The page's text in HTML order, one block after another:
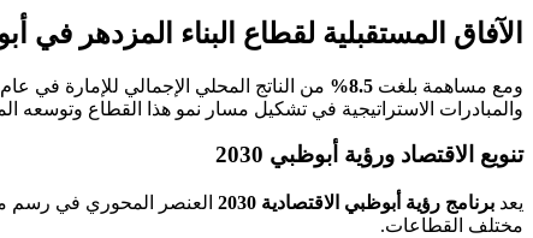
الآفاق المستقبلية لقطاع البناء المزدهر في
ومع مساهمة بلغت 8.5%
والمبادرات الاستراتيجية في تشكيل مسار نمو هذا القطاع وتوسعه
تنويع الاقتصاد ورؤية أبوظبي 2030
يعد برنامج رؤية أبوظبي الاقتصادية 2030
العنصر المحوري في رسم
مختلف القطاعات.